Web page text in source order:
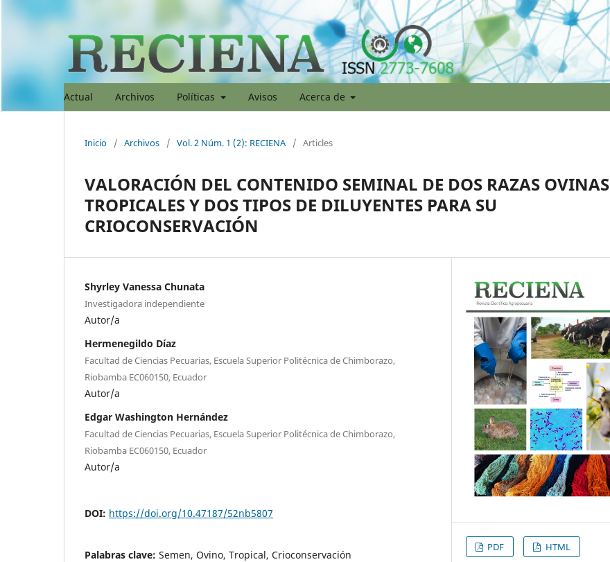
Actual Archivos Políticas Avisos Acerca de
Inicio / Archivos / Vol. 2 Núm. 1 (2): RECIENA / Articles
VALORACIÓN DEL CONTENIDO SEMINAL DE DOS RAZAS OVINAS
TROPICALES Y DOS TIPOS DE DILUYENTES PARA SU
CRIOCONSERVACIÓN
Shyrley Vanessa Chunata
Investigadora independiente
Autor/a
Hermenegildo Díaz
Facultad de Ciencias Pecuarias, Escuela Superior Politécnica de Chimborazo,
Riobamba EC060150, Ecuador
Autor/a
Edgar Washington Hernández
Facultad de Ciencias Pecuarias, Escuela Superior Politécnica de Chimborazo,
Riobamba EC060150, Ecuador
Autor/a
DOI: https://doi.org/10.47187/52nb5807
Palabras clave: Semen, Ovino, Tropical, Crioconservación
PDF HTML